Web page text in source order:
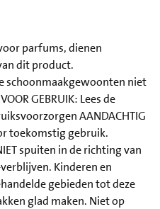
parfums, dienen
dit product.
schoonmaakgewoonten niet
GEBRUIK: Lees de
AANDACHTIG
toekomstig gebruik.
spuiten in de richting van
Kinderen en
gebieden tot deze
glad maken. Niet op